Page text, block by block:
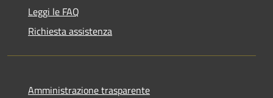
Leggi le FAQ
Richiesta assistenza
Amministrazione trasparente